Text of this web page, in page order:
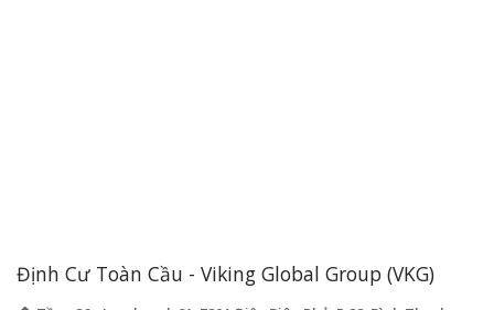
Định Cư Toàn Cầu - Viking Global Group (VKG)